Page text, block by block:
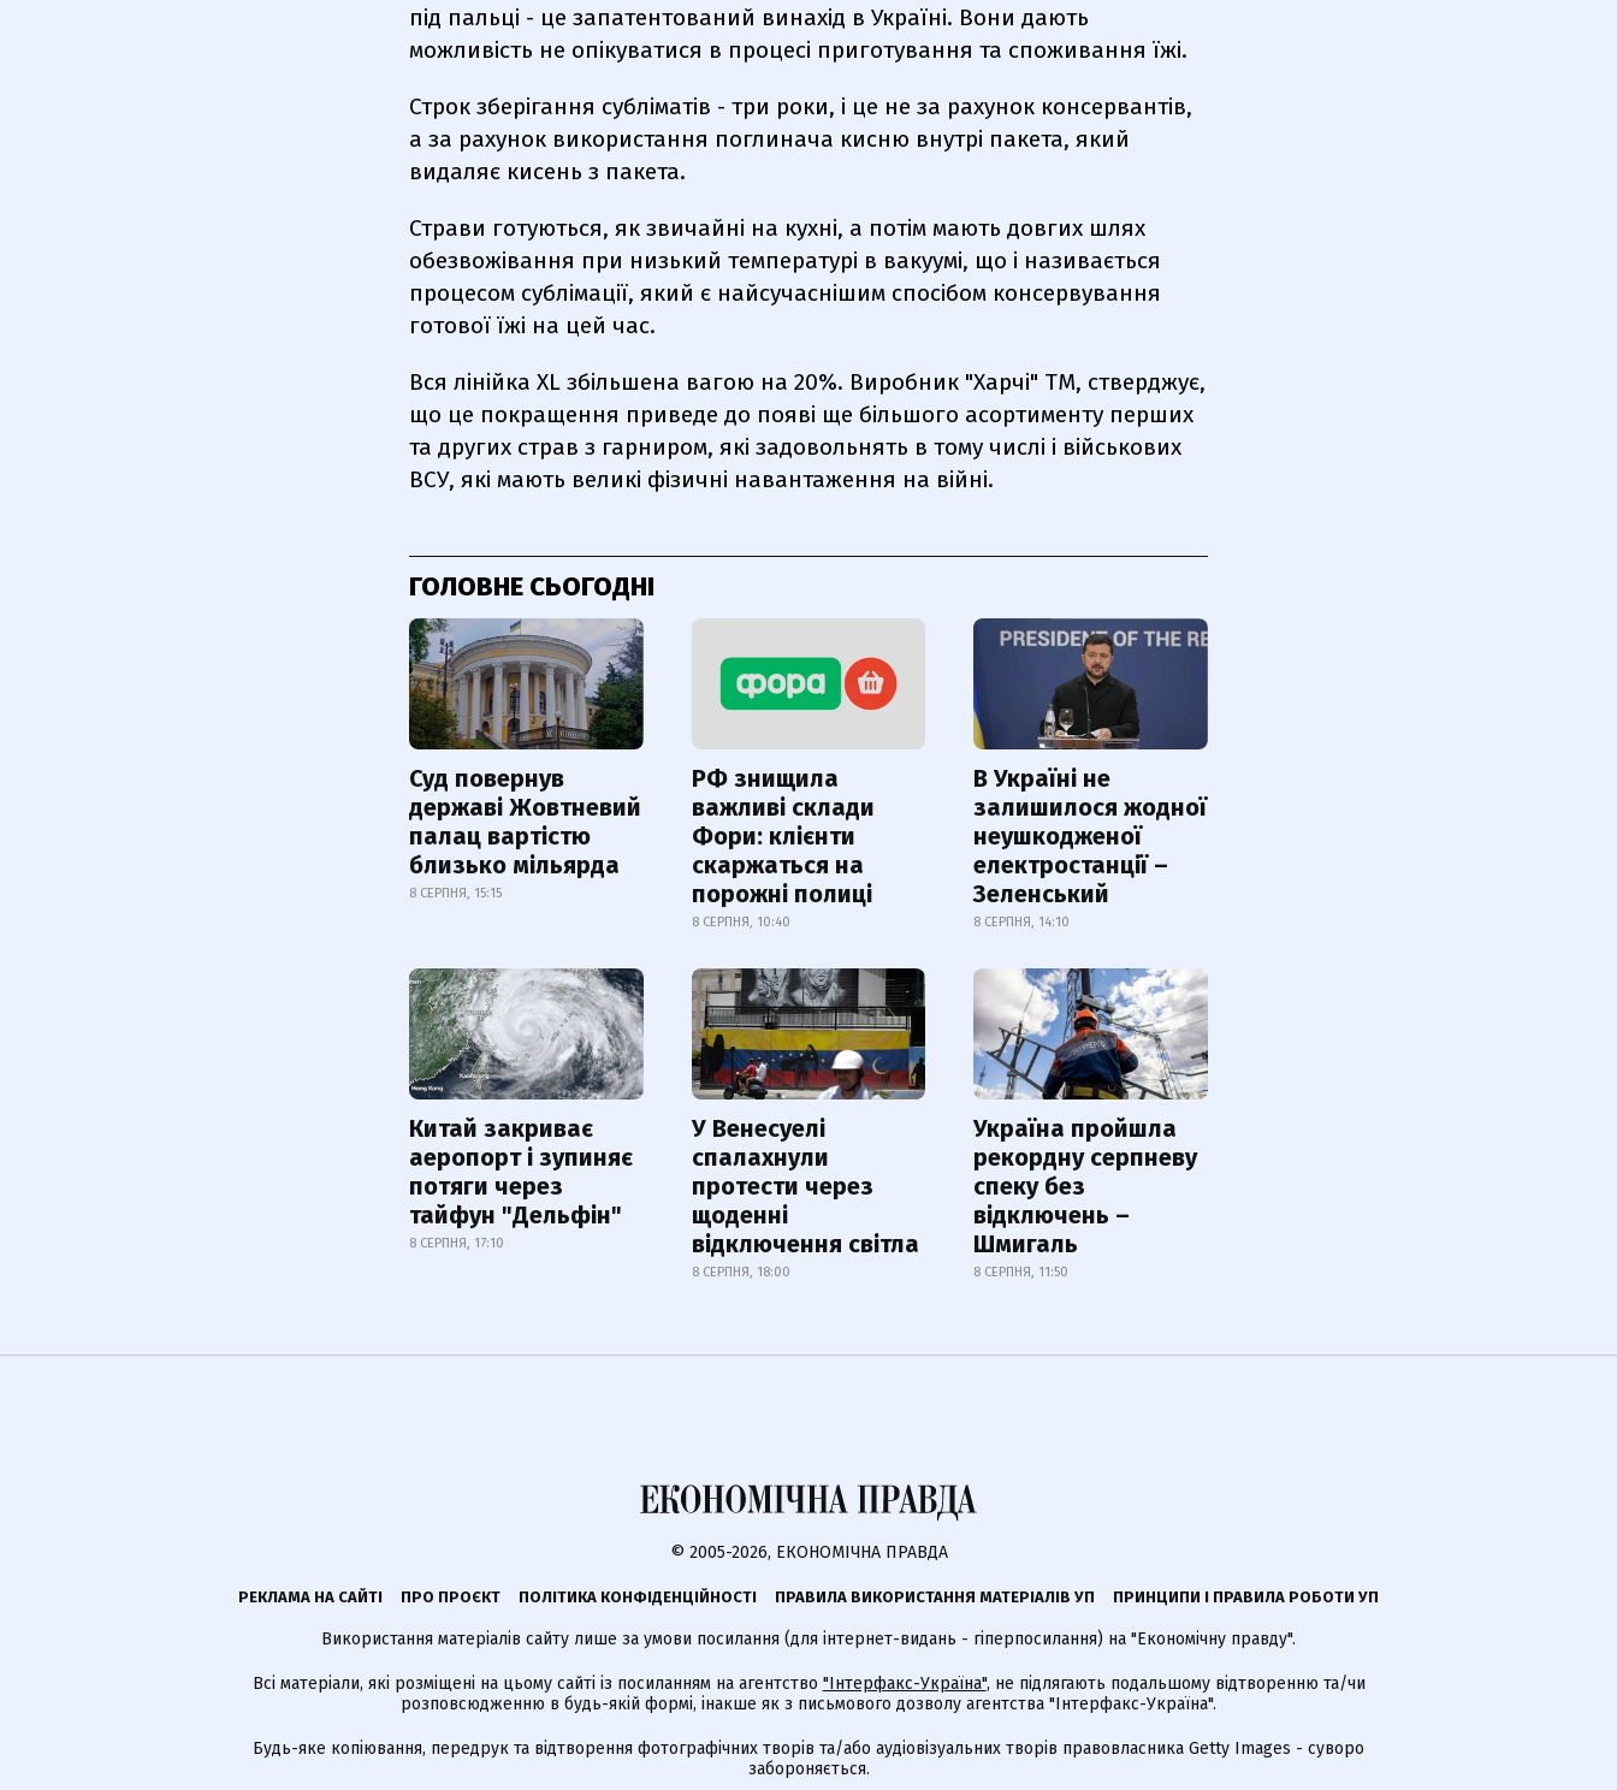
під пальці - це запатентований винахід в Україні. Вони дають
можливість не опікуватися в процесі приготування та споживання їжі.
Строк зберігання субліматів - три роки, і це не за рахунок консервантів,
а за рахунок використання поглинача кисню внутрі пакета, який
видаляє кисень з пакета.
Страви готуються, як звичайні на кухні, а потім мають довгих шлях
обезвожівання при низький температурі в вакуумі, що і називається
процесом сублімації, який є найсучаснішим спосібом консервування
готової їжі на цей час.
Вся лінійка XL збільшена вагою на 20%. Виробник "Харчі" ТМ, стверджує,
що це покращення приведе до появі ще більшого асортименту перших
та других страв з гарниром, які задовольнять в тому числі і військових
ВСУ, які мають великі фізичні навантаження на війні.
ГОЛОВНЕ СЬОГОДНІ
Суд повернув
державі Жовтневий
палац вартістю
близько мільярда
8 СЕРПНЯ, 15:15
РФ знищила
важливі склади
Фори: клієнти
скаржаться на
порожні полиці
8 СЕРПНЯ, 10:40
В Україні не
залишилося жодної
неушкодженої
електростанції –
Зеленський
8 СЕРПНЯ, 14:10
Китай закриває
аеропорт і зупиняє
потяги через
тайфун "Дельфін"
8 СЕРПНЯ, 17:10
У Венесуелі
спалахнули
протести через
щоденні
відключення світла
8 СЕРПНЯ, 18:00
Україна пройшла
рекордну серпневу
спеку без
відключень –
Шмигаль
8 СЕРПНЯ, 11:50
© 2005-2026, ЕКОНОМІЧНА ПРАВДА
РЕКЛАМА НА САЙТІ ПРО ПРОЄКТ ПОЛІТИКА КОНФІДЕНЦІЙНОСТІ ПРАВИЛА ВИКОРИСТАННЯ МАТЕРІАЛІВ УП ПРИНЦИПИ І ПРАВИЛА РОБОТИ УП
Використання матеріалів сайту лише за умови посилання (для інтернет-видань - гіперпосилання) на "Економічну правду".
Всі матеріали, які розміщені на цьому сайті із посиланням на агентство "Інтерфакс-Україна", не підлягають подальшому відтворенню та/чи
розповсюдженню в будь-якій формі, інакше як з письмового дозволу агентства "Інтерфакс-Україна".
Будь-яке копіювання, передрук та відтворення фотографічних творів та/або аудіовізуальних творів правовласника Getty Images - суворо
забороняється.